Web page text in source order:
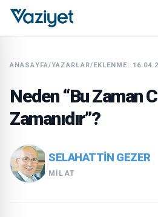
ANASAYFA/YAZARLAR/EKLENME:
Neden “Bu Zaman
Zamanıdır”?
SELAHATTIN GEZER
MILAT